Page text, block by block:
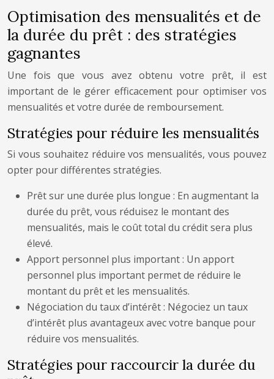
Optimisation des mensualités et de
la durée du prêt : des stratégies
gagnantes
Une fois que vous avez obtenu votre prêt, il est
important de le gérer efficacement pour optimiser vos
mensualités et votre durée de remboursement.
Stratégies pour réduire les mensualités
Si vous souhaitez réduire vos mensualités, vous pouvez
opter pour différentes stratégies.
Prêt sur une durée plus longue : En augmentant la
durée du prêt, vous réduisez le montant des
mensualités, mais le coût total du crédit sera plus
élevé.
Apport personnel plus important : Un apport
personnel plus important permet de réduire le
montant du prêt et les mensualités.
Négociation du taux d’intérêt : Négociez un taux
d’intérêt plus avantageux avec votre banque pour
réduire vos mensualités.
Stratégies pour raccourcir la durée du